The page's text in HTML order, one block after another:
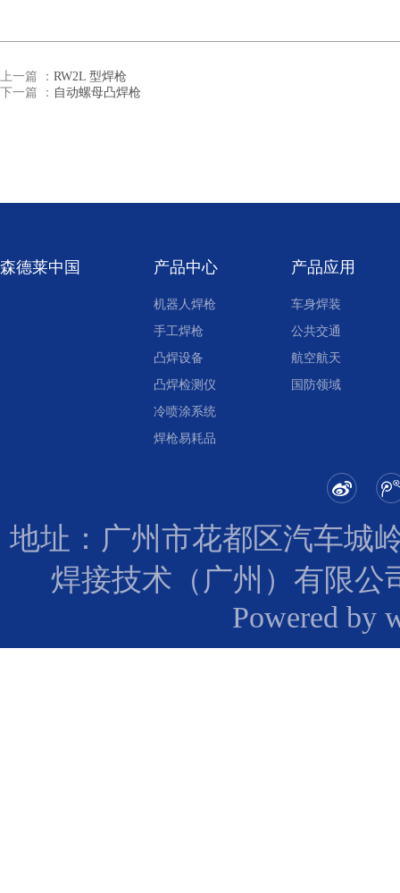
上一篇 ： RW2L 型焊枪
下一篇 ： 自动螺母凸焊枪
森德莱中国 产品中心
机器人焊枪
手工焊枪
凸焊设备
凸焊检测仪
冷喷涂系统
焊枪易耗品
产品应用
车身焊装
公共交通
航空航天
国防领域
地址：广州市花都区汽车城
焊接技术（广州）有限公
Powered by